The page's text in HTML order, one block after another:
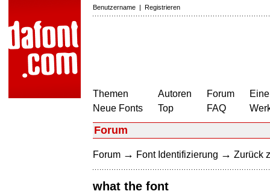
Benutzername | Registrieren
Themen
Neue Fonts
Autoren
Top
Forum
FAQ
Forum
Forum → Font Identifizierung → Zurück
what the font